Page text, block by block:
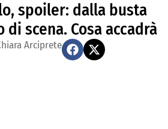
spoiler: dalla busta
di scena. Cosa accadrà
Arciprete